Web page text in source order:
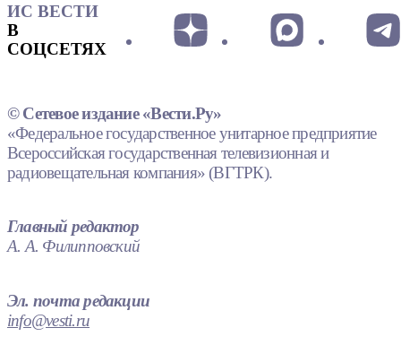
ИС ВЕСТИ
В
СОЦСЕТЯХ
© Сетевое издание «Вести.Ру»
«Федеральное государственное унитарное предприятие
Всероссийская государственная телевизионная и
радиовещательная компания» (ВГТРК).
Главный редактор
А. А. Филипповский
Эл. почта редакции
info@vesti.ru